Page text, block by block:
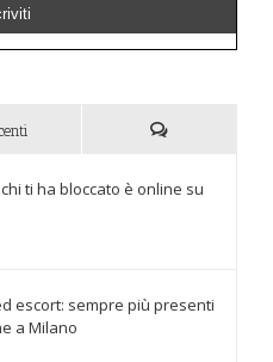
ti ha bloccato è online su
escort: sempre più presenti
a Milano